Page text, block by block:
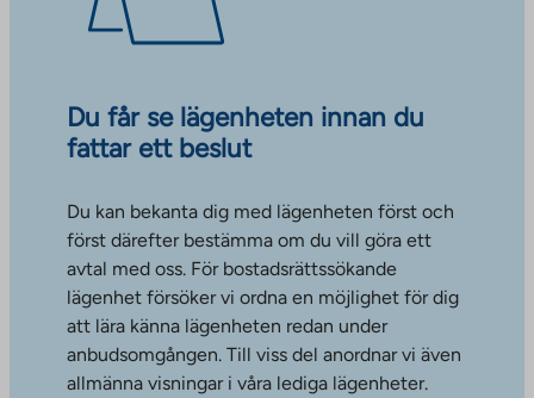
Du får se lägenheten innan du
fattar ett beslut
Du kan bekanta dig med lägenheten först och
först därefter bestämma om du vill göra ett
avtal med oss. För bostadsrättssökande
lägenhet försöker vi ordna en möjlighet för dig
att lära känna lägenheten redan under
anbudsomgången. Till viss del anordnar vi även
allmänna visningar i våra lediga lägenheter.